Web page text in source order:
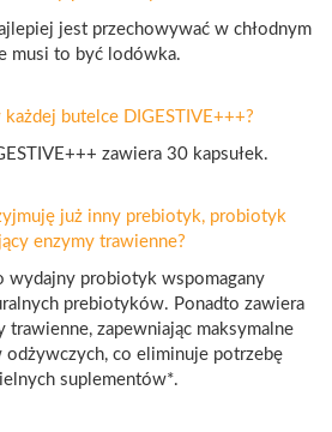
jest przechowywać w chłodnym
musi to być lodówka.
butelce DIGESTIVE+++?
zawiera 30 kapsułek.
już inny prebiotyk, probiotyk
enzymy trawienne?
wydajny probiotyk wspomagany
prebiotyków. Ponadto zawiera
zapewniając maksymalne
odżywczych, co eliminuje potrzebę
suplementów*.